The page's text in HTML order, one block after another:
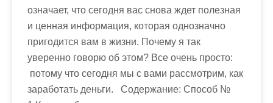
означает, что сегодня вас снова ждет полезная
и ценная информация, которая однозначно
пригодится вам в жизни. Почему я так
уверенно говорю об этом? Все очень просто:
потому что сегодня мы с вами рассмотрим, как
заработать деньги. Содержание: Способ №